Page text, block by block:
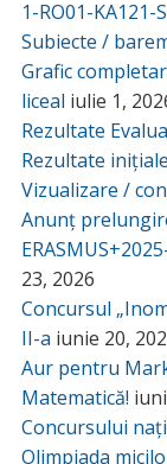
1-RO01-KA121-
Subiecte /
Grafic
liceal iulie 1,
Rezultate
Rezultate
Vizualizare /
Anunț
23, 2026
Concursul
II-a iunie 20,
Aur pentru
Matematică!
Concursului
Olimpiada